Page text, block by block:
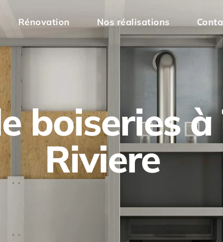
Rénovation Nos réalisations
boiseries à
Riviere